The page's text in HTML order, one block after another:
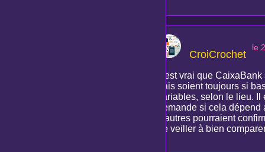
CroiCrochet
le
Il est vrai que
frais soient toujours si
variables, selon le lieu.
demande si cela
d'autres pourraient
de veiller à bien